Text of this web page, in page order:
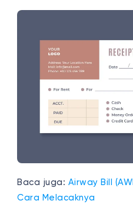
Baca juga: Airway Bill
Cara Melacaknya